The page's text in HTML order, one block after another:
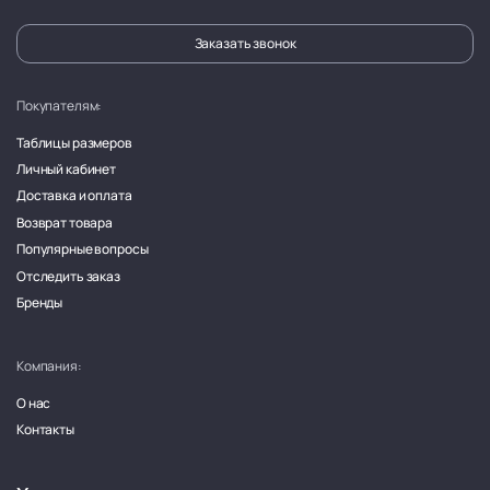
Заказать звонок
Покупателям:
Таблицы размеров
Личный кабинет
Доставка и оплата
Возврат товара
Популярные вопросы
Отследить заказ
Бренды
Компания:
О нас
Контакты